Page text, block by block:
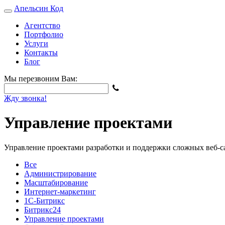
Апельсин Код
Агентство
Портфолио
Услуги
Контакты
Блог
Мы перезвоним Вам:
Жду звонка!
Управление проектами
Управление проектами разработки и поддержки сложных веб-
Все
Администрирование
Масштабирование
Интернет-маркетинг
1С-Битрикс
Битрикс24
Управление проектами